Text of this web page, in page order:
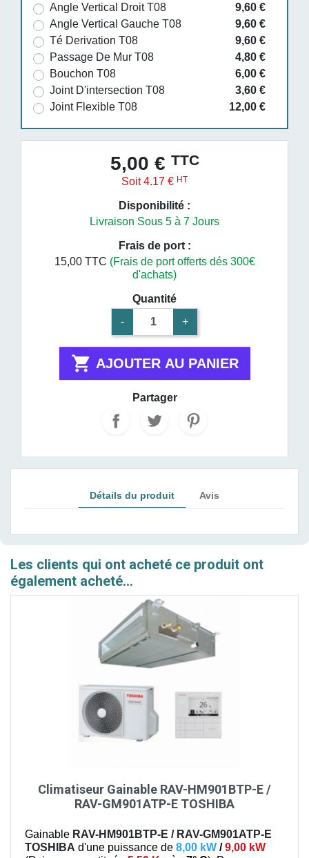
Angle Vertical Droit T08
9,60 €
Angle Vertical Gauche T08
9,60 €
Té Derivation T08
9,60 €
Passage De Mur T08
4,80 €
Bouchon T08
6,00 €
Joint D'intersection T08
3,60 €
Joint Flexible T08
12,00 €
5,00 € TTC
Soit 4.17 € HT
Disponibilité :
Livraison Sous 5 à 7 Jours
Frais de port :
15,00 TTC (Frais de port offerts dés 300€
d'achats)
Quantité
-
+
 AJOUTER AU PANIER
Partager
Détails du produit Avis
Les clients qui ont acheté ce produit ont
également acheté...
Climatiseur Gainable RAV-HM901BTP-E /
RAV-GM901ATP-E TOSHIBA
Gainable RAV-HM901BTP-E / RAV-GM901ATP-E
TOSHIBA d'une puissance de 8,00 kW /9,00 kW